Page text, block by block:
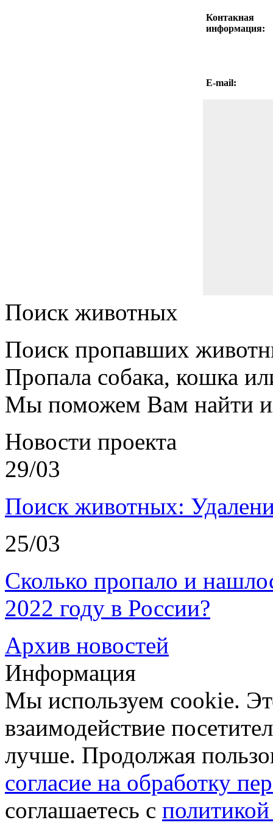
Контакная
информация:
E-mail:
Поиск животных
Поиск пропавших
Пропала собака, кошка
Мы поможем Вам найти
Новости проекта
29/03
Поиск животных:
25/03
Сколько пропало и
2022 году в России?
Архив новостей
Информация
Мы используем cookie.
взаимодействие
лучше. Продолжая
согласие на обработку
соглашаетесь с